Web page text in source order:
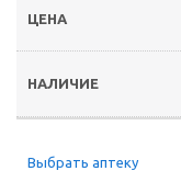
Выбрать аптеку